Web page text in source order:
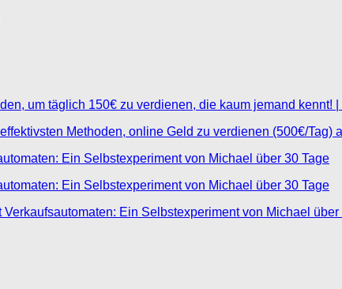
um täglich 150€ zu verdienen, die kaum jemand kennt!
Methoden, online Geld zu verdienen (500€/Tag)
Ein Selbstexperiment von Michael über 30 Tage
Ein Selbstexperiment von Michael über 30 Tage
Ein Selbstexperiment von Michael über